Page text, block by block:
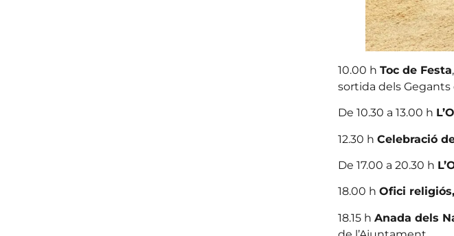
10.00 h Toc de Festa
sortida dels Gegants
De 10.30 a 13.00 h
12.30 h Celebració
De 17.00 a 20.30 h
18.00 h Ofici
18.15 h Anada dels